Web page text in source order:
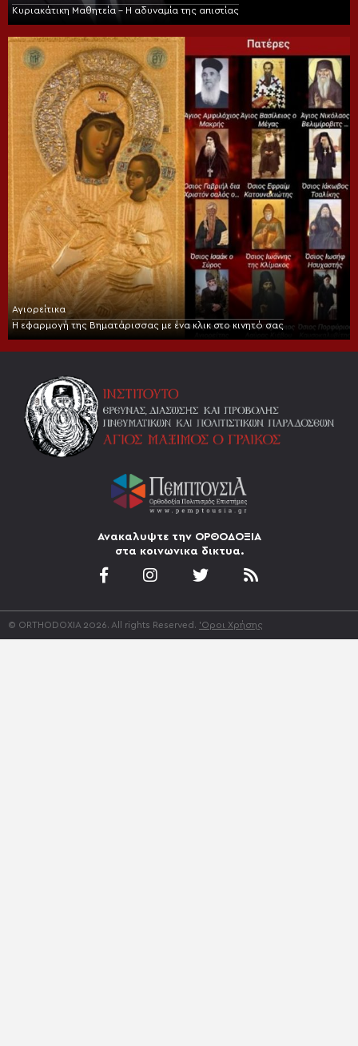
Κυριακάτικη Μαθητεία – Η αδυναμία της απιστίας
Αγιορείτικα
Η εφαρμογή της Βηματάρισσας με ένα κλικ στο κινητό σας
Ανακαλυψτε την ΟΡΘΟΔΟΞΙΑ
στα κοινωνικα δικτυα.
© ORTHODOXIA 2026. All rights Reserved. 'Οροι Χρήσης